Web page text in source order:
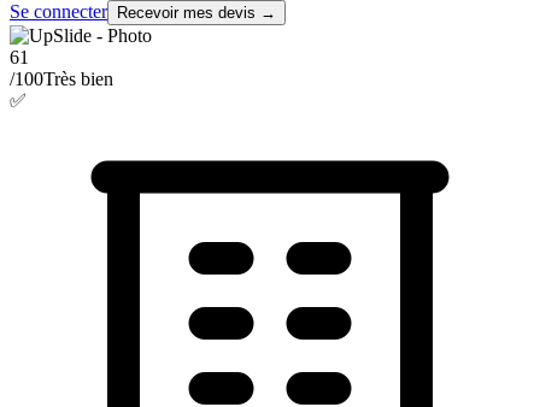
Se connecter
Recevoir mes devis →
61
/100Très bien
✅